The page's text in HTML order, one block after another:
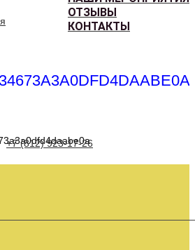
ОТЗЫВЫ
КОНТАКТЫ
+7 (812) 923-17-26